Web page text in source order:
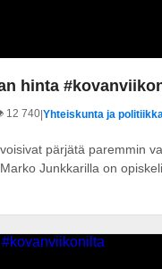
hinta
12 740 Yhteiskunta ja
pärjätä paremmin
Junkkarilla on